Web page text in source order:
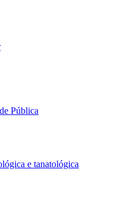
Pública
e tanatológica